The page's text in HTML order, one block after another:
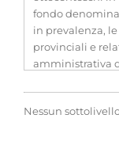
fondo
in prevalenza,
provinciali e
amministrativa
Segreteria di
ripartiti in serie
Nessun